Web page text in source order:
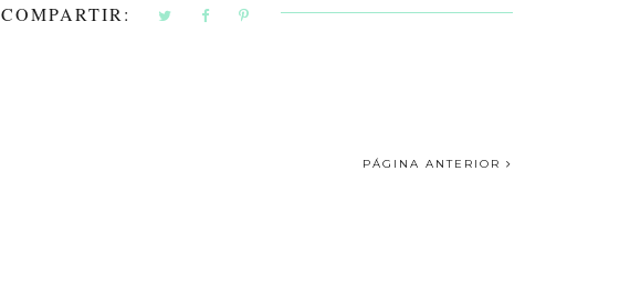
COMPARTIR:
PÁGINA ANTERIOR